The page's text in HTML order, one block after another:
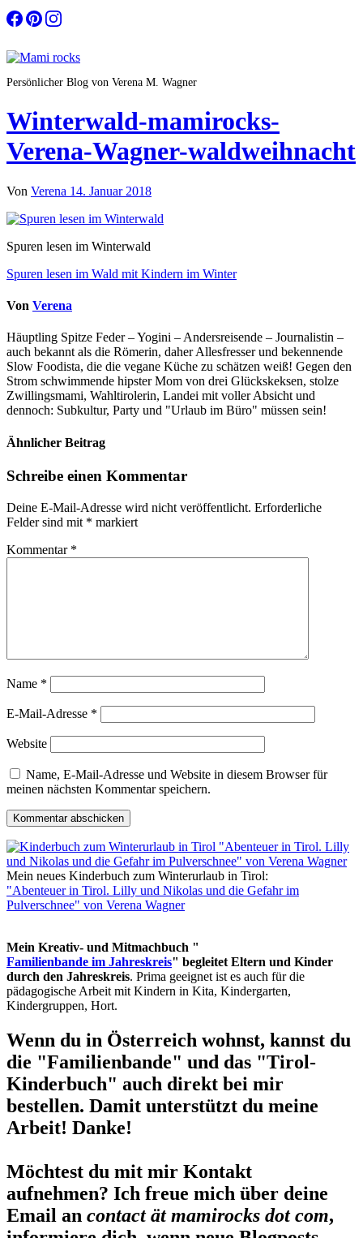
Zum
Inhalt
Persönlicher Blog von Verena M. Wagner
Winterwald-mamirocks-
Verena-Wagner-waldweihnacht
Von Verena 14. Januar 2018
Spuren lesen im Winterwald
Beitragsnavigation
Spuren lesen im Wald mit Kindern im Winter
Von Verena
Häuptling Spitze Feder – Yogini – Andersreisende – Journalistin –
auch bekannt als die Römerin, daher Allesfresser und bekennende
Slow Foodista, die die vegane Küche zu schätzen weiß! Gegen den
Strom schwimmende hipster Mom von drei Glückskeksen, stolze
Zwillingsmami, Wahltirolerin, Landei mit voller Absicht und
dennoch: Subkultur, Party und "Urlaub im Büro" müssen sein!
Ähnlicher Beitrag
Schreibe einen Kommentar
Deine E-Mail-Adresse wird nicht veröffentlicht. Erforderliche
Felder sind mit * markiert
Kommentar *
Name *
E-Mail-Adresse *
Website
Name, E-Mail-Adresse und Website in diesem Browser für
meinen nächsten Kommentar speichern.
Mein neues Kinderbuch zum Winterurlaub in Tirol:
"Abenteuer in Tirol. Lilly und Nikolas und die Gefahr im
Pulverschnee" von Verena Wagner
Mein Kreativ- und Mitmachbuch "
Familienbande im Jahreskreis" begleitet Eltern und Kinder
durch den Jahreskreis. Prima geeignet ist es auch für die
pädagogische Arbeit mit Kindern in Kita, Kindergarten,
Kindergruppen, Hort.
Wenn du in Österreich wohnst, kannst du
die "Familienbande" und das "Tirol-
Kinderbuch" auch direkt bei mir
bestellen. Damit unterstützt du meine
Arbeit! Danke!
Möchtest du mit mir Kontakt
aufnehmen? Ich freue mich über deine
Email an contact ät mamirocks dot com,